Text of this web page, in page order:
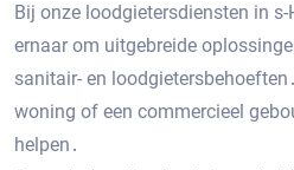
Bij onze loodgietersdiensten in
ernaar om uitgebreide
sanitair- en
woning of een commercieel
helpen․